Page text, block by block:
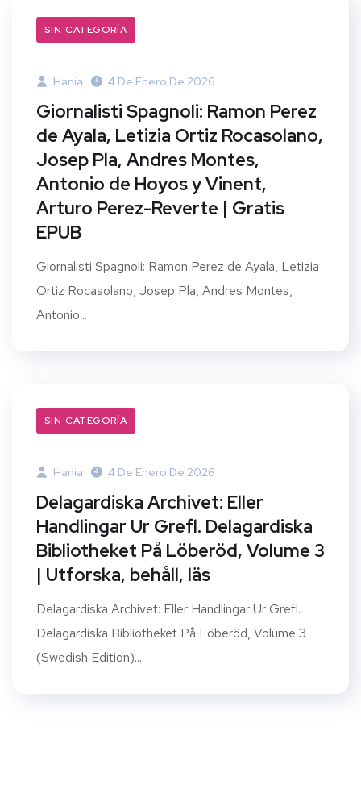
SIN CATEGORÍA
Hania 4 De Enero De 2026
Giornalisti Spagnoli: Ramon Perez
de Ayala, Letizia Ortiz Rocasolano,
Josep Pla, Andres Montes,
Antonio de Hoyos y Vinent,
Arturo Perez-Reverte | Gratis
EPUB
Giornalisti Spagnoli: Ramon Perez de Ayala, Letizia
Ortiz Rocasolano, Josep Pla, Andres Montes,
Antonio...
SIN CATEGORÍA
Hania 4 De Enero De 2026
Delagardiska Archivet: Eller
Handlingar Ur Grefl. Delagardiska
Bibliotheket På Löberöd, Volume 3
| Utforska, behåll, läs
Delagardiska Archivet: Eller Handlingar Ur Grefl.
Delagardiska Bibliotheket På Löberöd, Volume 3
(Swedish Edition)...